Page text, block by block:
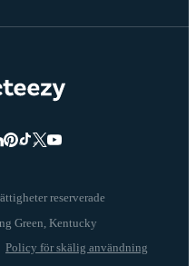
reserverade
Policy för skälig användning